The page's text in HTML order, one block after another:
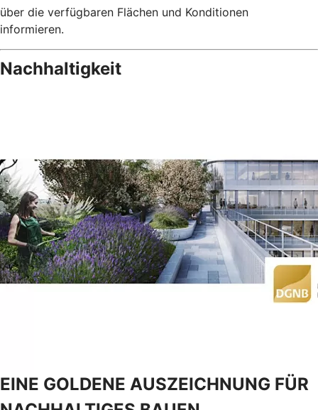
über die verfügbaren Flächen und Konditionen
informieren.
Nachhaltigkeit
EINE GOLDENE AUSZEICHNUNG FÜR